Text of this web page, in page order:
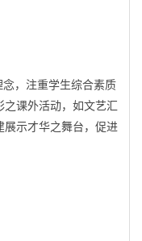
，注重学生综合素质
课外活动，如文艺汇
展示才华之舞台，促进